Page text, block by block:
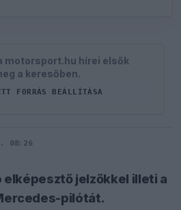
motorsport.hu hírei elsők
a keresőben.
FORRÁS BEÁLLÍTÁSA
08:26
elképesztő jelzőkkel illeti a
pilótát.